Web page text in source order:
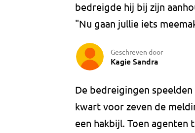
bedreigde hij bij zijn
"Nu gaan jullie iets
Geschreven door
Kagie Sandra
De bedreigingen
kwart voor zeven de
een hakbijl. Toen agenten